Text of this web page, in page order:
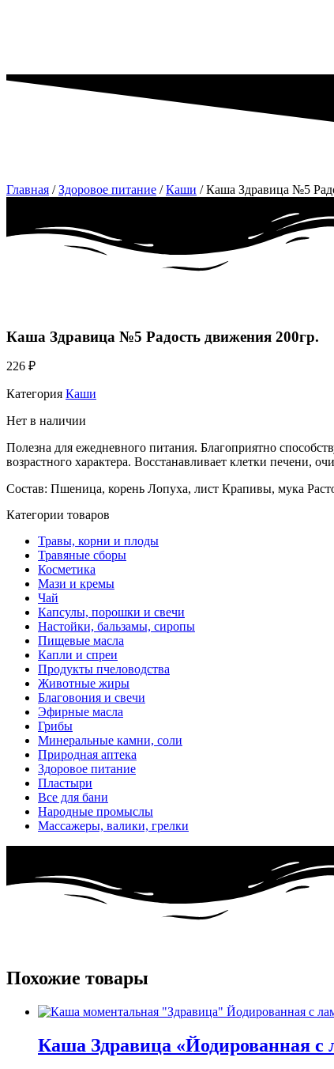
Главная /Здоровое питание /Каши / Каша Здравица №5
Каша Здравица №5 Радость движения 200гр.
226 ₽
Категория Каши
Нет в наличии
Полезна для ежедневного питания. Благоприятно
возрастного характера. Восстанавливает клетки печени,
Состав: Пшеница, корень Лопуха, лист Крапивы, мука
Категории товаров
Травы, корни и плоды
Травяные сборы
Косметика
Мази и кремы
Чай
Капсулы, порошки и свечи
Настойки, бальзамы, сиропы
Пищевые масла
Капли и спреи
Продукты пчеловодства
Животные жиры
Благовония и свечи
Эфирные масла
Грибы
Минеральные камни, соли
Природная аптека
Здоровое питание
Пластыри
Все для бани
Народные промыслы
Массажеры, валики, грелки​
Похожие товары
Каша Здравица «Йодированная с